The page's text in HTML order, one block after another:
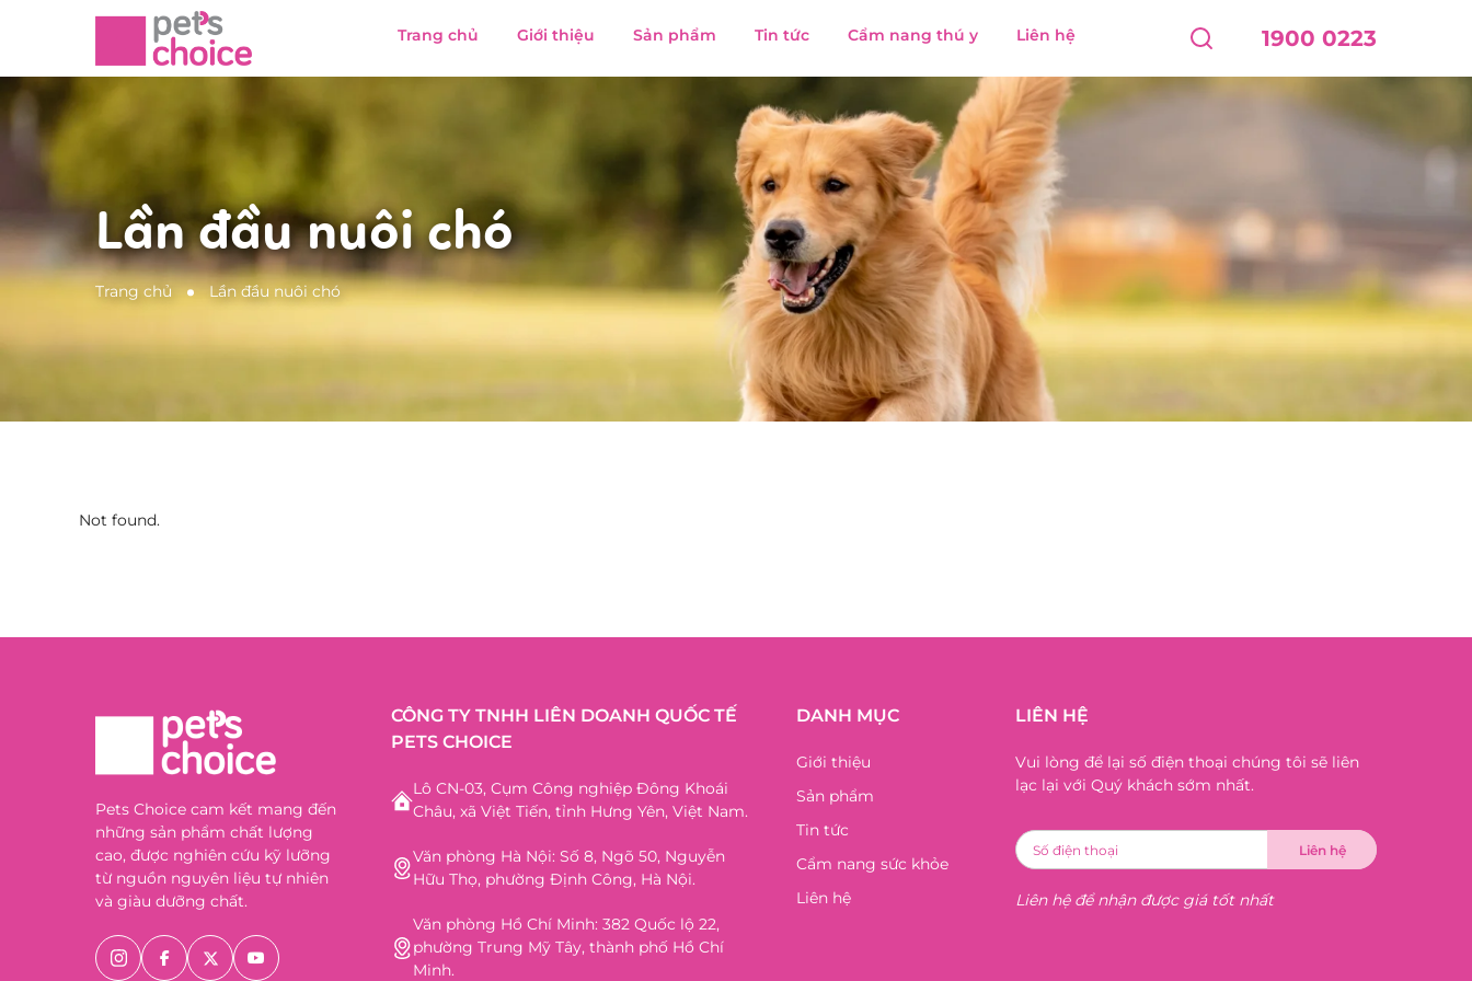
Trang chủ Giới thiệu Sản phẩm Tin tức Cẩm nang thú y Liên hệ 1900 0223
Lần đầu nuôi chó
Trang chủ Lần đầu nuôi chó
Not found.
Pets Choice cam kết mang đến
những sản phẩm chất lượng
cao, được nghiên cứu kỹ lưỡng
từ nguồn nguyên liệu tự nhiên
và giàu dưỡng chất.
CÔNG TY TNHH LIÊN DOANH QUỐC TẾ
PETS CHOICE
Lô CN-03, Cụm Công nghiệp Đông Khoái
Châu, xã Việt Tiến, tỉnh Hưng Yên, Việt Nam.
Văn phòng Hà Nội: Số 8, Ngõ 50, Nguyễn
Hữu Thọ, phường Định Công, Hà Nội.
Văn phòng Hồ Chí Minh: 382 Quốc lộ 22,
phường Trung Mỹ Tây, thành phố Hồ Chí
Minh.
DANH MỤC
Giới thiệu
Sản phẩm
Tin tức
Cẩm nang sức khỏe
Liên hệ
LIÊN HỆ
Vui lòng để lại số điện thoại chúng tôi sẽ liên
lạc lại với Quý khách sớm nhất.
Liên hệ để nhận được giá tốt nhất